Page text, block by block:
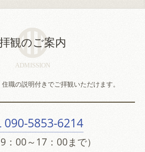
観のご案内
ADMISSION
職の説明付きでご拝観いただけます。
090-5853-6214
9：00～17：00まで）